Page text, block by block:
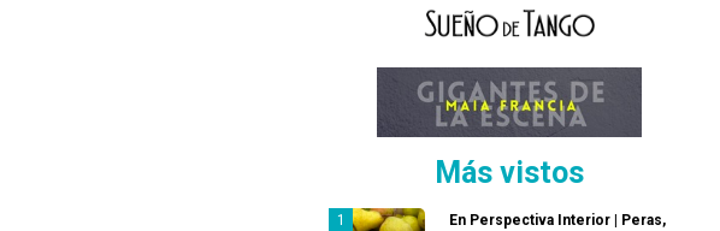
Más vistos
En Perspectiva Interior | Peras,